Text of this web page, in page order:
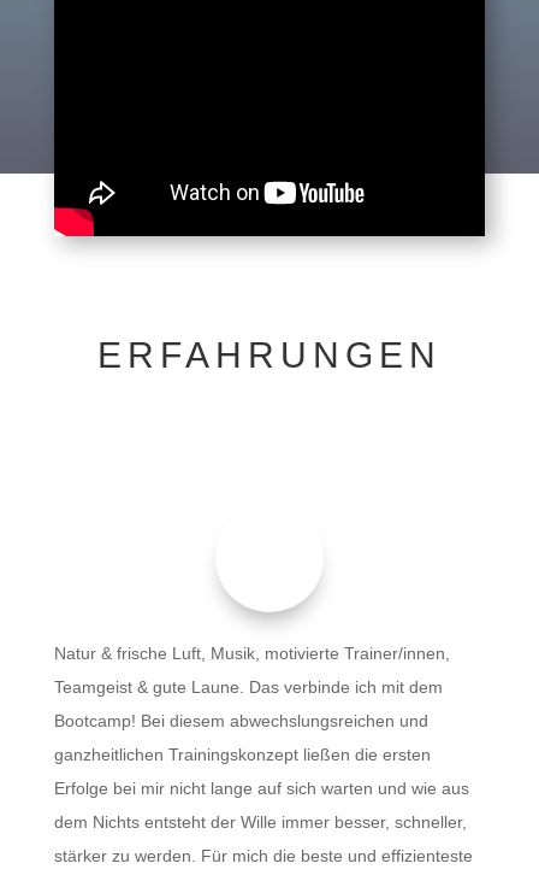
ERFAHRUNGEN
Natur & frische Luft, Musik, motivierte Trainer/innen,
Teamgeist & gute Laune. Das verbinde ich mit dem
Bootcamp! Bei diesem abwechslungsreichen und
ganzheitlichen Trainingskonzept ließen die ersten
Erfolge bei mir nicht lange auf sich warten und wie aus
dem Nichts entsteht der Wille immer besser, schneller,
stärker zu werden. Für mich die beste und effizienteste